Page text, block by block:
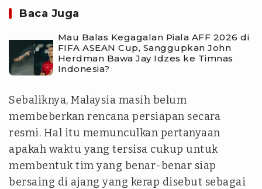
Baca Juga
Mau Balas Kegagalan Piala AFF 2026 di
FIFA ASEAN Cup, Sanggupkan John
Herdman Bawa Jay Idzes ke Timnas
Indonesia?
Sebaliknya, Malaysia masih belum
membeberkan rencana persiapan secara
resmi. Hal itu memunculkan pertanyaan
apakah waktu yang tersisa cukup untuk
membentuk tim yang benar-benar siap
bersaing di ajang yang kerap disebut sebagai